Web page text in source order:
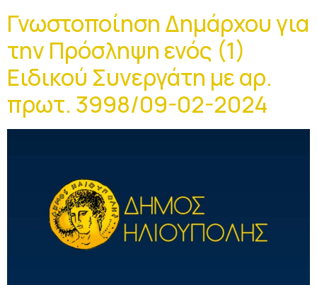
Γνωστοποίηση Δημάρχου για
την Πρόσληψη ενός (1)
Ειδικού Συνεργάτη με αρ.
πρωτ. 3998/09-02-2024